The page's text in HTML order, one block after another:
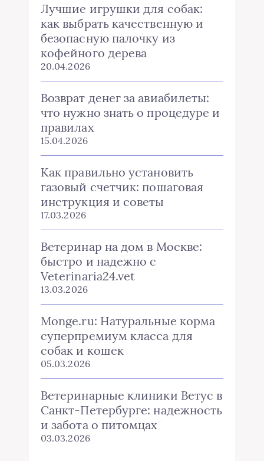
Лучшие игрушки для собак:
как выбрать качественную и
безопасную палочку из
кофейного дерева
20.04.2026
Возврат денег за авиабилеты:
что нужно знать о процедуре и
правилах
15.04.2026
Как правильно установить
газовый счетчик: пошаговая
инструкция и советы
17.03.2026
Ветеринар на дом в Москве:
быстро и надежно с
Veterinaria24.vet
13.03.2026
Monge.ru: Натуральные корма
суперпремиум класса для
собак и кошек
05.03.2026
Ветеринарные клиники Ветус в
Санкт-Петербурге: надежность
и забота о питомцах
03.03.2026